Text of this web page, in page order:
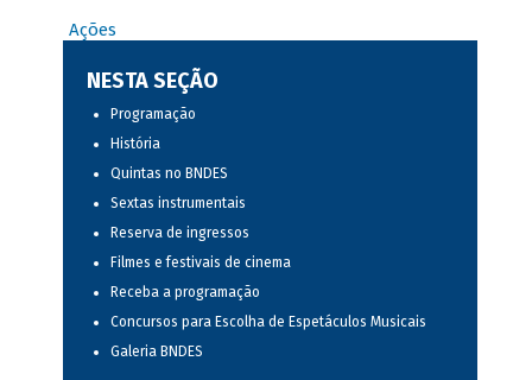
Ações
NESTA SEÇÃO
Programação
História
Quintas no BNDES
Sextas instrumentais
Reserva de ingressos
Filmes e festivais de cinema
Receba a programação
Concursos para Escolha de Espetáculos Musicais
Galeria BNDES